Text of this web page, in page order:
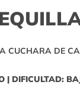
CUCHARA DE
| DIFICULTAD: